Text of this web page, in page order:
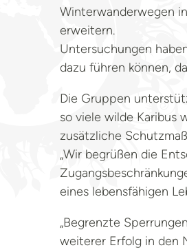
Foto: John E. Marriott
Winterwanderwegen
erweitern.
Untersuchungen
dazu führen können,
Die Gruppen
so viele wilde Karibus
zusätzliche
„Wir begrüßen die
eines lebensfähigen
„Begrenzte
weiterer Erfolg in den